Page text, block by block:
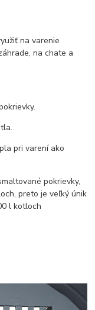
na varenie
na chate a
pri varení ako
pokrievky,
preto je veľký únik
l kotloch